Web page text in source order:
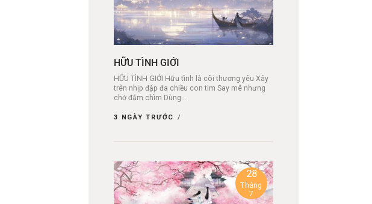
HỮU TÌNH GIỚI
HỮU TÌNH GIỚI Hữu tình là cõi thương yêu Xây
trên nhịp đập đa chiều con tim Say mê nhưng
chớ đắm chìm Dùng…
3 NGÀY TRƯỚC
28
Tháng
7